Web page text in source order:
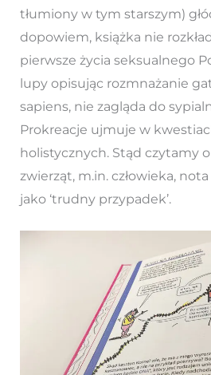
tłumiony w tym starszym)
dopowiem, książka nie
pierwsze życia seksualnego
lupy opisując rozmnażanie
sapiens, nie zagląda do
Prokreacje ujmuje w
holistycznych. Stąd czytamy
zwierząt, m.in. człowieka,
jako ‘trudny przypadek’.